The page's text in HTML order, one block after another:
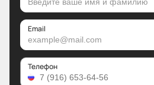
Email
Телефон